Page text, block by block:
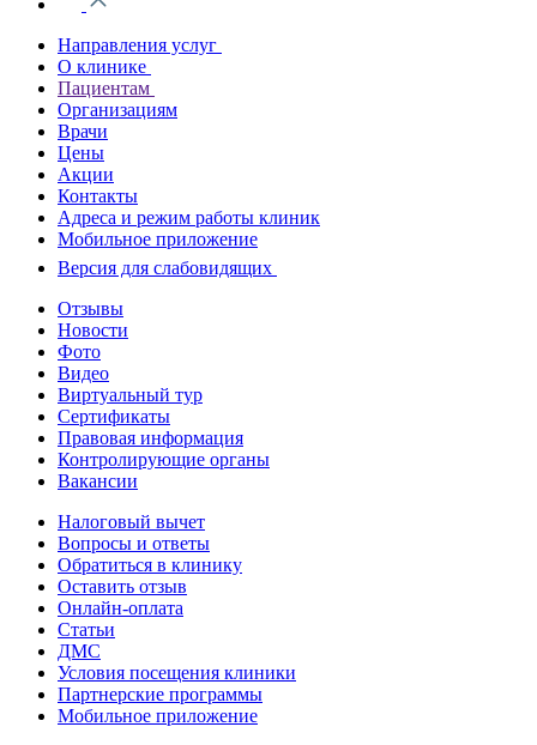
Направления услуг
О клинике
Пациентам
Организациям
Врачи
Цены
Акции
Контакты
Адреса и режим работы клиник
Мобильное приложение
Версия для слабовидящих
Отзывы
Новости
Фото
Видео
Виртуальный тур
Сертификаты
Правовая информация
Контролирующие органы
Вакансии
Налоговый вычет
Вопросы и ответы
Обратиться в клинику
Оставить отзыв
Онлайн-оплата
Статьи
ДМС
Условия посещения клиники
Партнерские программы
Мобильное приложение